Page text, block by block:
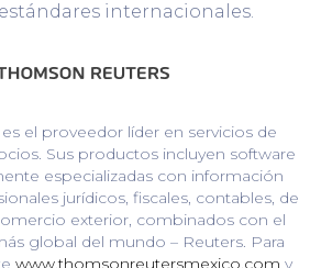
internacionales.
es el proveedor líder en servicios de
Sus productos incluyen software
especializadas con información
jurídicos, fiscales, contables, de
exterior, combinados con el
global del mundo – Reuters. Para
www.thomsonreutersmexico.com y